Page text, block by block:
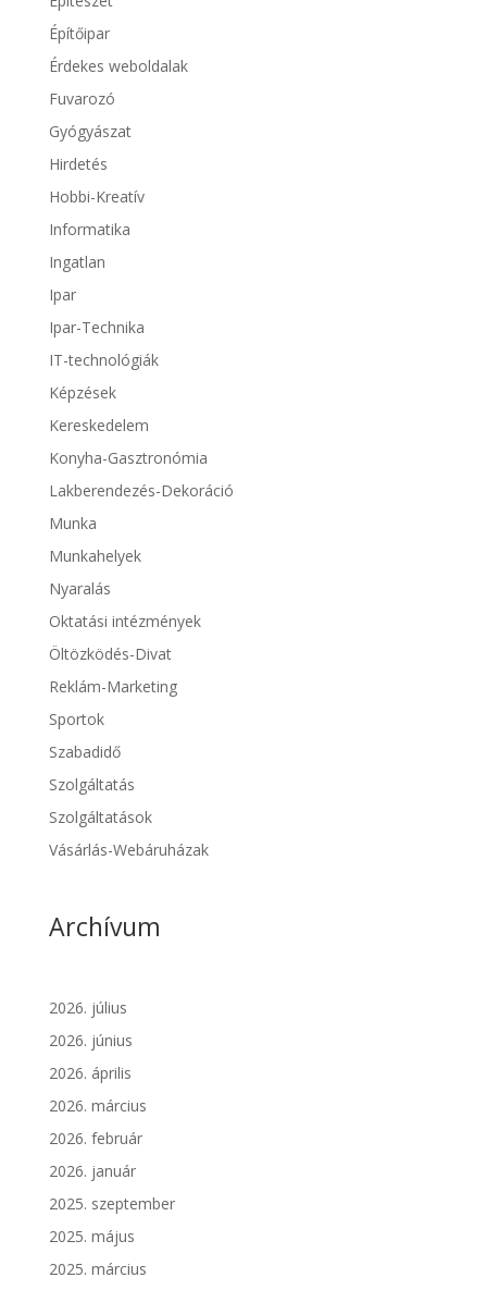
Építőipar
Érdekes weboldalak
Fuvarozó
Gyógyászat
Hirdetés
Hobbi-Kreatív
Informatika
Ingatlan
Ipar
Ipar-Technika
IT-technológiák
Képzések
Kereskedelem
Konyha-Gasztronómia
Lakberendezés-Dekoráció
Munka
Munkahelyek
Nyaralás
Oktatási intézmények
Öltözködés-Divat
Reklám-Marketing
Sportok
Szabadidő
Szolgáltatás
Szolgáltatások
Vásárlás-Webáruházak
Archívum
2026. július
2026. június
2026. április
2026. március
2026. február
2026. január
2025. szeptember
2025. május
2025. március